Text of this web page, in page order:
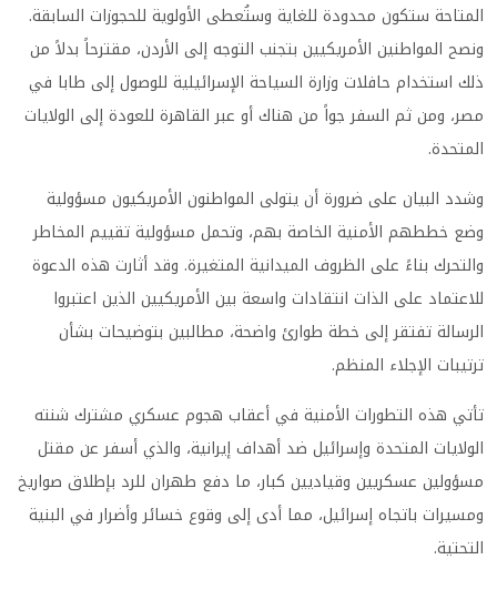
المتاحة ستكون محدودة للغاية وستُعطى الأولوية للحجوزات السابقة.
ونصح المواطنين الأمريكيين بتجنب التوجه إلى الأردن، مقترحاً بدلاً من
ذلك استخدام حافلات وزارة السياحة الإسرائيلية للوصول إلى طابا في
مصر، ومن ثم السفر جواً من هناك أو عبر القاهرة للعودة إلى الولايات
المتحدة.
وشدد البيان على ضرورة أن يتولى المواطنون الأمريكيون مسؤولية
وضع خططهم الأمنية الخاصة بهم، وتحمل مسؤولية تقييم المخاطر
والتحرك بناءً على الظروف الميدانية المتغيرة. وقد أثارت هذه الدعوة
للاعتماد على الذات انتقادات واسعة بين الأمريكيين الذين اعتبروا
الرسالة تفتقر إلى خطة طوارئ واضحة، مطالبين بتوضيحات بشأن
ترتيبات الإجلاء المنظم.
تأتي هذه التطورات الأمنية في أعقاب هجوم عسكري مشترك شنته
الولايات المتحدة وإسرائيل ضد أهداف إيرانية، والذي أسفر عن مقتل
مسؤولين عسكريين وقياديين كبار، ما دفع طهران للرد بإطلاق صواريخ
ومسيرات باتجاه إسرائيل، مما أدى إلى وقوع خسائر وأضرار في البنية
التحتية.